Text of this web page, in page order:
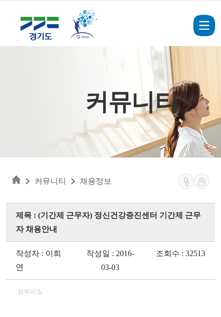
커뮤니티
커뮤니티 채용정보
제목 : (기간제 근무자) 정신건강증진센터 기간제 근무
자 채용안내
작성자 : 이희
연
작성일 : 2016-
03-03
조회수 : 32513
첨부파일